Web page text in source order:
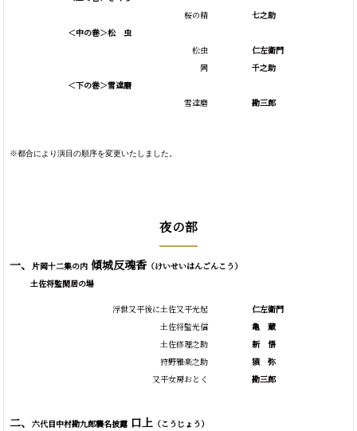
＜中の巻＞松 虫
＜下の巻＞雪達磨
桜の精
松虫
同
雪達磨
七之助
仁左衛門
千之助
勘三郎
※都合により演目の順序を変更いたしました。
夜の部
一、 片岡十二集の内傾城反魂香（けいせいはんごんこう）
土佐将監閑居の場
浮世又平後に土佐又平光起
土佐将監光信
土佐修理之助
狩野雅楽之助
又平女房おとく
仁左衛門
亀
蔵
新
悟
猿
弥
勘三郎
二、 六代目中村勘九郎襲名披露口上 （こうじょう）